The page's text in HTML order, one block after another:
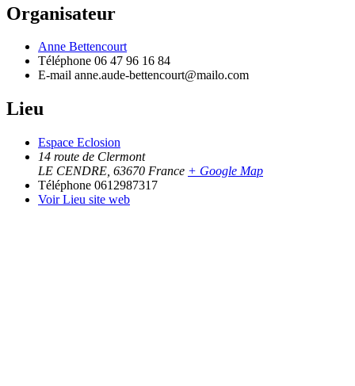
Organisateur
Anne Bettencourt
Téléphone 06 47 96 16 84
E-mail anne.aude-bettencourt@mailo.com
Lieu
Espace Eclosion
14 route de Clermont
LE CENDRE 63670 France + Google Map
Téléphone 0612987317
Voir Lieu site web